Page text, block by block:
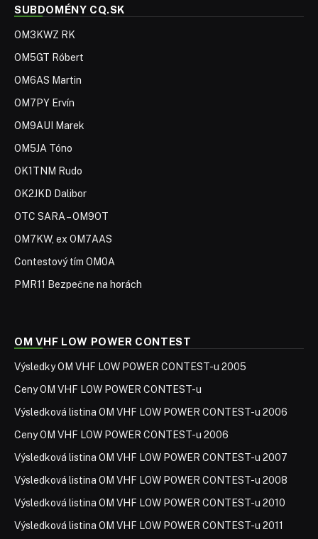
SUBDOMÉNY CQ.SK
OM3KWZ RK
OM5GT Róbert
OM6AS Martin
OM7PY Ervín
OM9AUI Marek
OM5JA Tóno
OK1TNM Rudo
OK2JKD Dalibor
OTC SARA – OM9OT
OM7KW, ex OM7AAS
Contestový tím OM0A
PMR11 Bezpečne na horách
OM VHF LOW POWER CONTEST
Výsledky OM VHF LOW POWER CONTEST-u 2005
Ceny OM VHF LOW POWER CONTEST-u
Výsledková listina OM VHF LOW POWER CONTEST-u 2006
Ceny OM VHF LOW POWER CONTEST-u 2006
Výsledková listina OM VHF LOW POWER CONTEST-u 2007
Výsledková listina OM VHF LOW POWER CONTEST-u 2008
Výsledková listina OM VHF LOW POWER CONTEST-u 2010
Výsledková listina OM VHF LOW POWER CONTEST-u 2011